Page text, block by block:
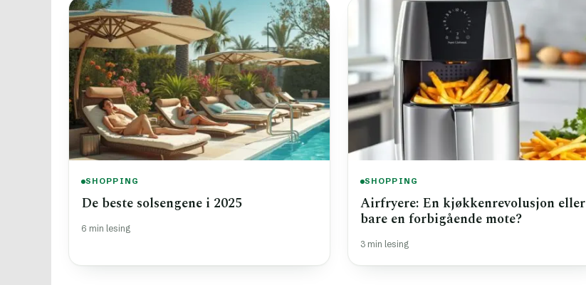
SHOPPING
De beste solsengene i 2025
6 min lesing
SHOPPING
Airfryere: En kjøkkenrevolusjon eller
bare en forbigående mote?
3 min lesing